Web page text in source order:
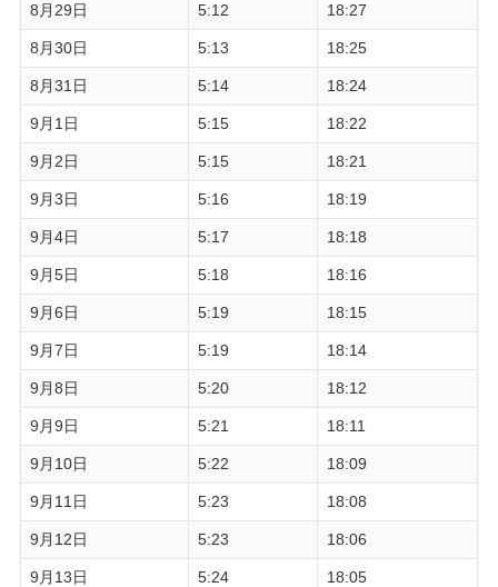
8月29日 5:12 18:27
8月30日 5:13 18:25
8月31日 5:14 18:24
9月1日 5:15 18:22
9月2日 5:15 18:21
9月3日 5:16 18:19
9月4日 5:17 18:18
9月5日 5:18 18:16
9月6日 5:19 18:15
9月7日 5:19 18:14
9月8日 5:20 18:12
9月9日 5:21 18:11
9月10日 5:22 18:09
9月11日 5:23 18:08
9月12日 5:23 18:06
9月13日 5:24 18:05